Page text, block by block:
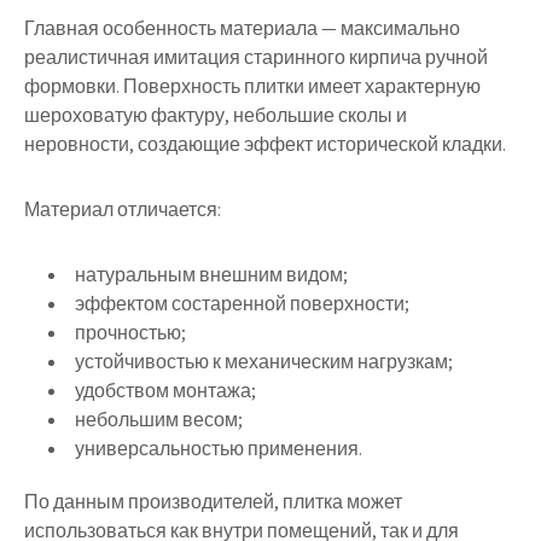
Главная особенность материала — максимально
реалистичная имитация старинного кирпича ручной
формовки. Поверхность плитки имеет характерную
шероховатую фактуру, небольшие сколы и
неровности, создающие эффект исторической кладки.
Материал отличается:
натуральным внешним видом;
эффектом состаренной поверхности;
прочностью;
устойчивостью к механическим нагрузкам;
удобством монтажа;
небольшим весом;
универсальностью применения.
По данным производителей, плитка может
использоваться как внутри помещений, так и для